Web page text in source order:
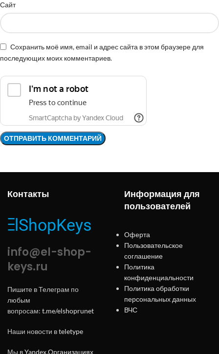
Сайт
Сохранить моё имя, email и адрес сайта в этом браузере для
последующих моих комментариев.
Контакты
info@el-shop-
keys.ru
Пишите в Телеграм по
любым
вопросам: t.me/elshoprunet
Наши новости вteletype
Мы вYandex.Организациях
Информация для
пользователей
Оферта
Пользовательское
соглашение
Политика
конфиденциальности
Политика обработки
персональных данных
ВЧС